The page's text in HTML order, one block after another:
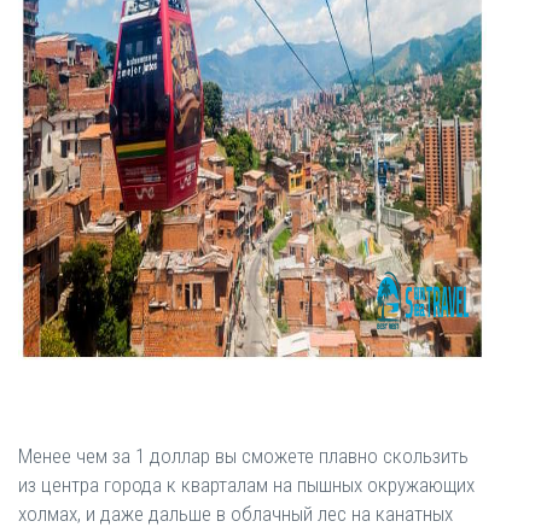
Менее чем за 1 доллар вы сможете плавно скользить
из центра города к кварталам на пышных окружающих
холмах, и даже дальше в облачный лес на канатных